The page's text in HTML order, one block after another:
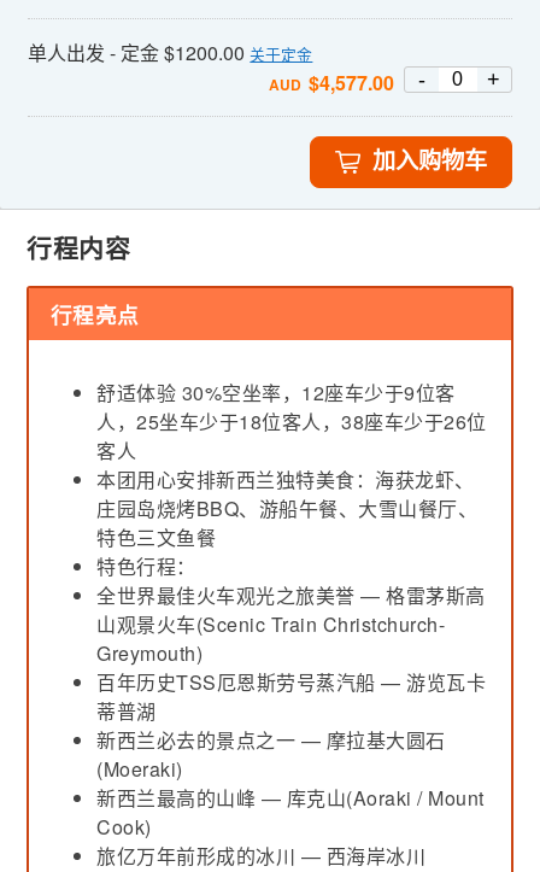
单人出发 - 定金 $1200.00 关于定金
AUD $4,577.00 - +
加入购物车
行程内容
行程亮点
舒适体验 30%空坐率，12座车少于9位客
人，25坐车少于18位客人，38座车少于26位
客人
本团用心安排新西兰独特美食：海获龙虾、
庄园岛烧烤BBQ、游船午餐、大雪山餐厅、
特色三文鱼餐
特色行程：
全世界最佳火车观光之旅美誉 — 格雷茅斯高
山观景火车(Scenic Train Christchurch-
Greymouth)
百年历史TSS厄恩斯劳号蒸汽船 — 游览瓦卡
蒂普湖
新西兰必去的景点之一 — 摩拉基大圆石
(Moeraki)
新西兰最高的山峰 — 库克山(Aoraki / Mount
Cook)
旅亿万年前形成的冰川 — 西海岸冰川